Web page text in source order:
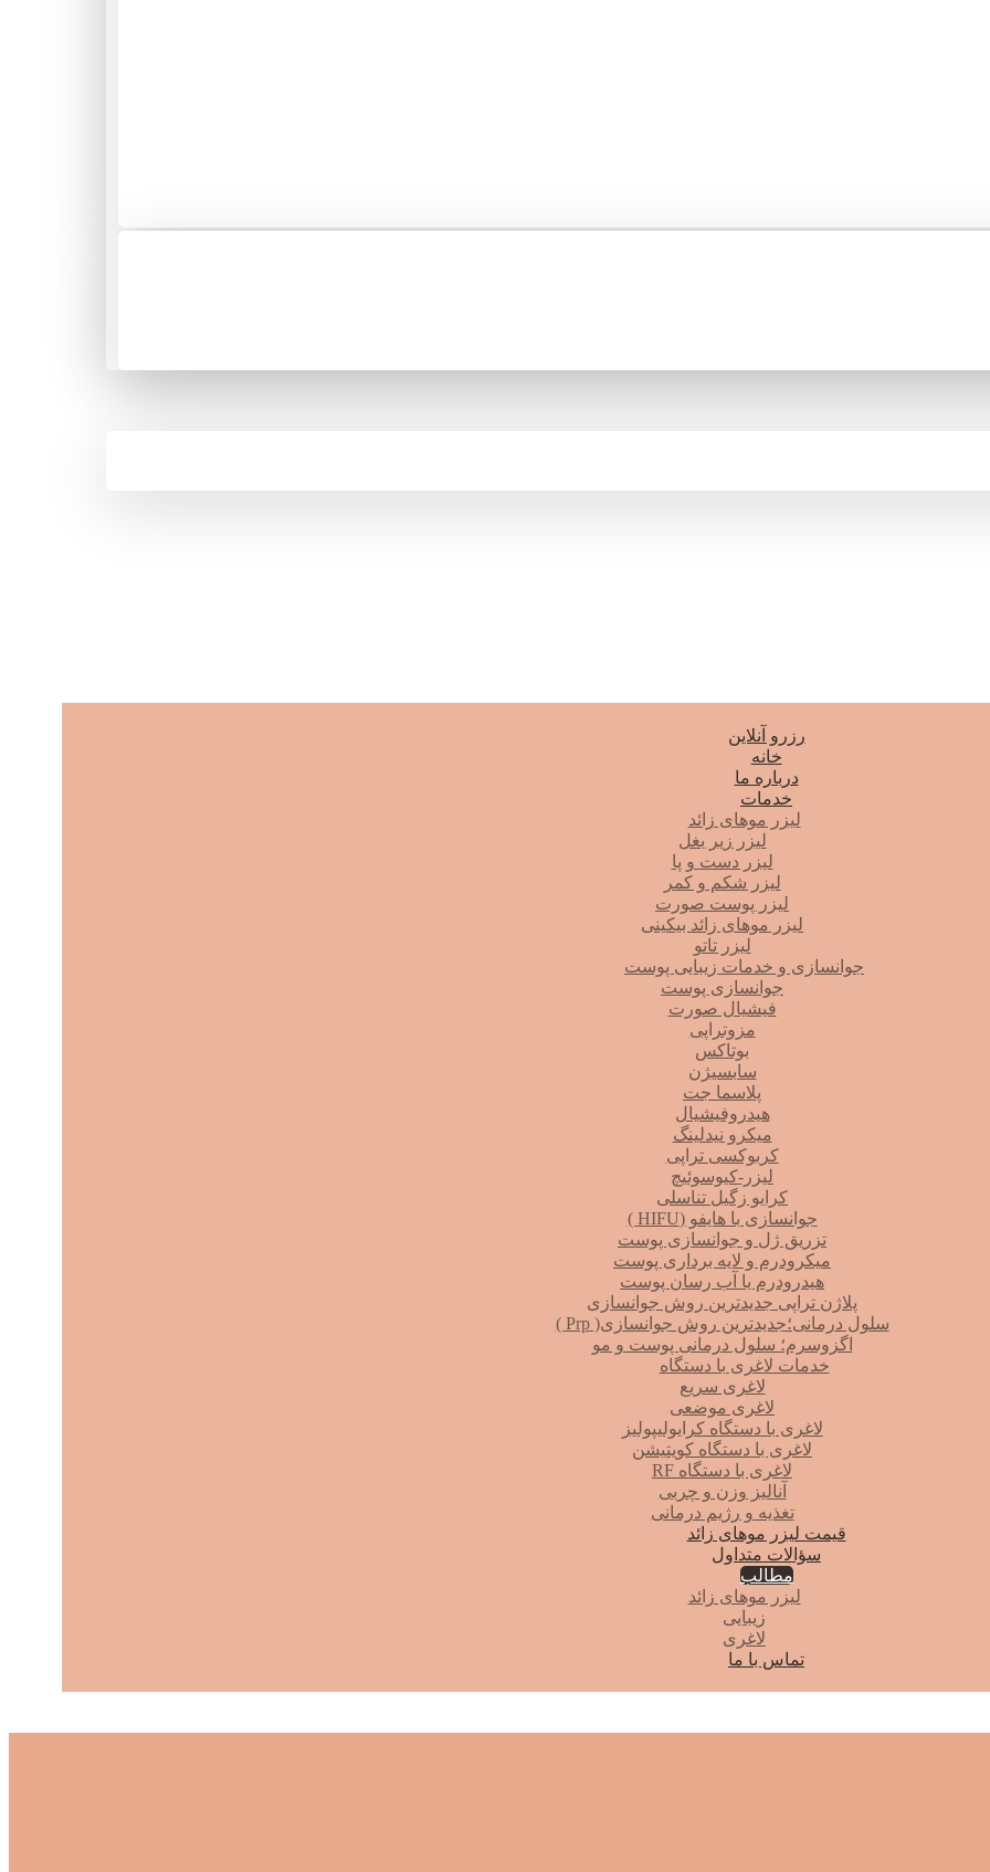
رزرو آنلاین
خانه
درباره ما
خدمات
لیزر موهای زائد
لیزر زیر بغل
لیزر دست و پا
لیزر شکم و کمر
لیزر پوست صورت
لیزر موهای زائد بیکینی
لیزر تاتو
جوانسازی و خدمات زیبایی پوست
جوانسازی پوست
فیشیال صورت
مزوتراپی
بوتاکس
سابسیژن
پلاسما جت
هیدروفیشیال
میکرو نیدلینگ
کربوکسی تراپی
لیزر-کیوسوئیچ
کرایو زگیل تناسلی
جوانسازی با هایفو (HIFU )
تزریق ژل و جوانسازی پوست
میکرودرم و لایه برداری پوست
هیدرودرم یا آب رسان پوست
پلاژن تراپی جدیدترین روش جوانسازی
سلول درمانی؛جدیدترین روش جوانسازی( Prp )
اگزوسرم؛ سلول درمانی پوست و مو
خدمات لاغری با دستگاه
لاغری سریع
لاغری موضعی
لاغری با دستگاه کرایولیپولیز
لاغری با دستگاه کویتیشن
لاغری با دستگاه RF
آنالیز وزن و چربی
تغذیه و رژیم درمانی
قیمت لیزر موهای زائد
سؤالات متداول
مطالب
لیزر موهای زائد
زیبایی
لاغری
تماس با ما